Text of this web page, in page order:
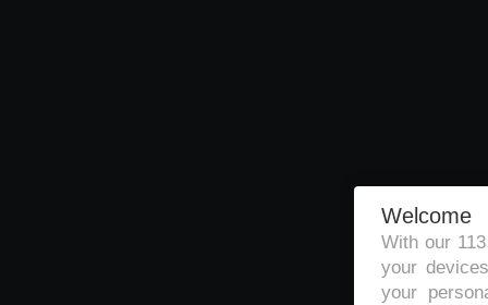
Welcome
With our
your
your